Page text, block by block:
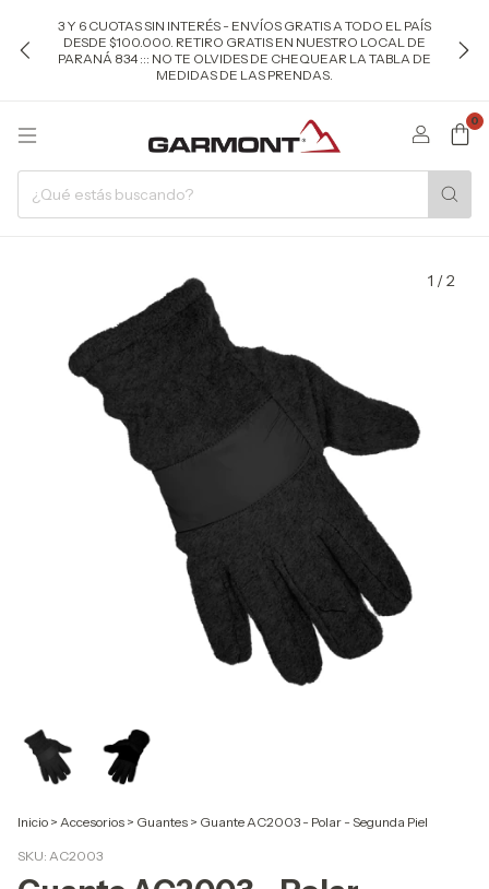
3 Y 6 CUOTAS SIN INTERÉS - ENVÍOS GRATIS A TODO EL PAÍS
DESDE $100.000. RETIRO GRATIS EN NUESTRO LOCAL DE
PARANÁ 834 ::: NO TE OLVIDES DE CHEQUEAR LA TABLA DE
MEDIDAS DE LAS PRENDAS.
0
1 /2
Inicio > Accesorios > Guantes > Guante AC2003 - Polar - Segunda Piel
SKU: AC2003